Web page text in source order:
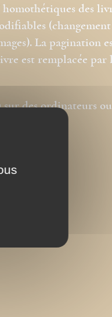
des
La pagination
est remplacée par
des ordinateurs